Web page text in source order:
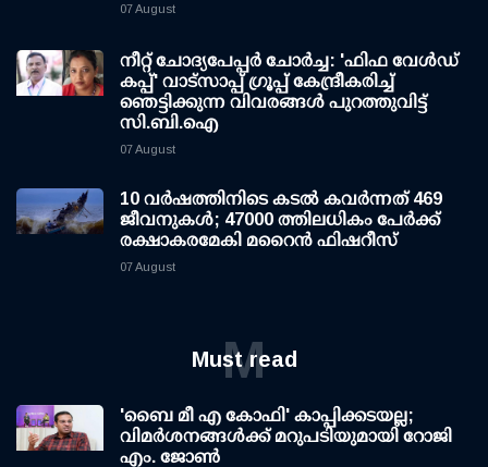
07 August
നീറ്റ് ചോദ്യപേപ്പര്‍ ചോര്‍ച്ച: 'ഫിഫ വേള്‍ഡ്
കപ്പ്' വാട്സാപ്പ് ഗ്രൂപ്പ് കേന്ദ്രീകരിച്ച്
ഞെട്ടിക്കുന്ന വിവരങ്ങള്‍ പുറത്തുവിട്ട്
സി.ബി.ഐ
07 August
10 വര്‍ഷത്തിനിടെ കടല്‍ കവര്‍ന്നത് 469
ജീവനുകള്‍; 47000 ത്തിലധികം പേര്‍ക്ക്
രക്ഷാകരമേകി മറൈന്‍ ഫിഷറീസ്
07 August
Must read
M
'ബൈ മീ എ കോഫി' കാപ്പിക്കടയല്ല;
വിമര്‍ശനങ്ങള്‍ക്ക് മറുപടിയുമായി റോജി
എം. ജോണ്‍